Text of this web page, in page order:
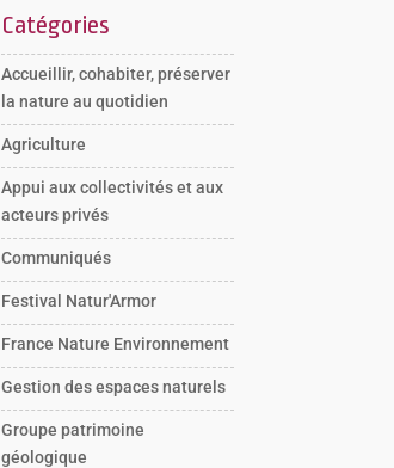
Catégories
Accueillir, cohabiter, préserver
la nature au quotidien
Agriculture
Appui aux collectivités et aux
acteurs privés
Communiqués
Festival Natur'Armor
France Nature Environnement
Gestion des espaces naturels
Groupe patrimoine
géologique